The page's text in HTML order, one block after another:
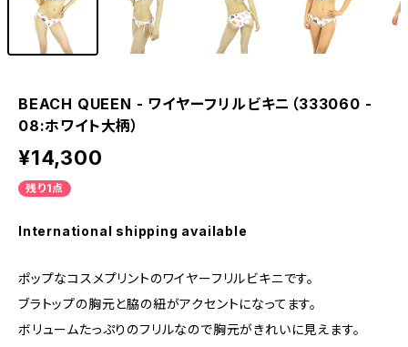
BEACH QUEEN - ワイヤーフリルビキニ（333060 -
08:ホワイト大柄）
¥14,300
残り1点
International shipping available
ポップなコスメプリントのワイヤーフリルビキニです。
ブラトップの胸元と脇の紐がアクセントになってます。
ボリュームたっぷりのフリルなので胸元がきれいに見えます。